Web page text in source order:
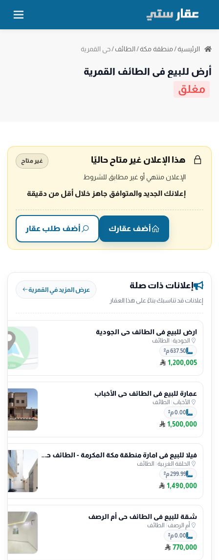
الرئيسية/منطقة مكة/الطائف/حي القمرية
أرض للبيع في الطائف القمرية
مغلق
هذا الإعلان غير متاح حاليًا غير متاح
الإعلان منتهي أو غير مطابق للشروط
إعلانك الجديد والمتوافق جاهز خلال أقل من دقيقة
أضف عقارك أضف طلب عقار
إعلانات ذات صلة
إعلانات قد تناسبك بناءً على هذا العقار
عرض المزيد في القمرية
ارض للبيع في الطائف حي الجودية
الجودية| الطائف
637.50 م²
1,200,005
عمارة للبيع في الطائف حي الأخباب
الأخباب| الطائف
0.00 م²
1,500,000
فيلا للبيع في امارة منطقة مكة المكرمة - الطائف حي الحلقة الغربية
الحلقة الغربية| الطائف
299.99 م²
1,490,000
شقة للبيع في الطائف حي أم الرصف
أم الرصف| الطائف
0.00 م²
770,000